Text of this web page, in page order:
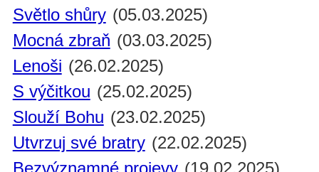
Světlo shůry (05.03.2025)
Mocná zbraň (03.03.2025)
Lenoši (26.02.2025)
S výčitkou (25.02.2025)
Slouží Bohu (23.02.2025)
Utvrzuj své bratry (22.02.2025)